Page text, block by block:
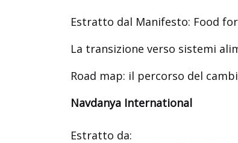
Estratto dal Manifesto: Food
La transizione verso sistemi
Road map: il percorso del
Navdanya International
Estratto da: